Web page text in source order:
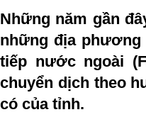
Những năm gần
những địa
tiếp nước ngoài
chuyển dịch theo
có của tỉnh.